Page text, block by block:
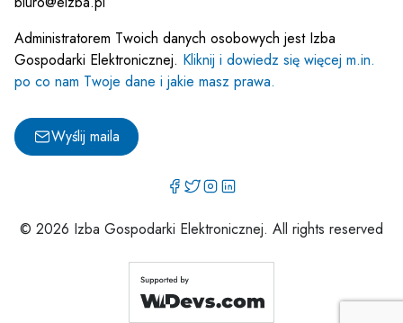
Administratorem Twoich danych osobowych jest Izba
Gospodarki Elektronicznej. Kliknij i dowiedz się więcej m.in.
po co nam Twoje dane i jakie masz prawa.
Wyślij maila
© 2026 Izba Gospodarki Elektronicznej. All rights reserved